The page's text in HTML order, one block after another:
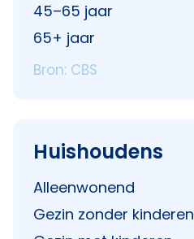
45–65 jaar
65+ jaar
Bron: CBS
Huishoudens
Alleenwonend
Gezin zonder kinderen